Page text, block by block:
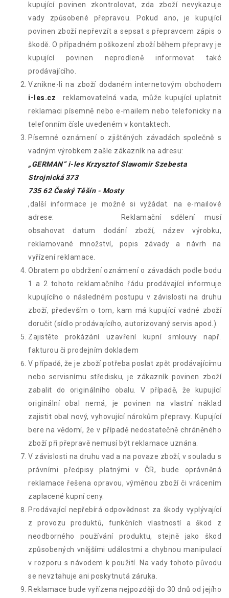
kupující povinen zkontrolovat, zda zboží nevykazuje
vady způsobené přepravou. Pokud ano, je kupující
povinen zboží nepřevzít a sepsat s přepravcem zápis o
škodě. O případném poškození zboží během přepravy je
kupující povinen neprodleně informovat také
prodávajícího.
Vznikne-li na zboží dodaném internetovým obchodem
i-les.cz
reklamovatelná vada, může kupující uplatnit
reklamaci písemně nebo e-mailem nebo telefonicky na
telefonním čísle uvedeném v kontaktech.
Písemné oznámení o zjištěných závadách společně s
vadným výrobkem zašle zákazník na adresu:
„GERMAN” i-les Krzysztof Slawomir Szebesta
Strojnická 373
735 62 Český Těšín - Mosty
,další informace je možné si vyžádat. na e-mailové
adrese:
Reklamační sdělení musí
obsahovat datum dodání zboží, název výrobku,
reklamované množství, popis závady a návrh na
vyřízení reklamace.
Obratem po obdržení oznámení o závadách podle bodu
1 a 2 tohoto reklamačního řádu prodávající informuje
kupujícího o následném postupu v závislosti na druhu
zboží, především o tom, kam má kupující vadné zboží
doručit (sídlo prodávajícího, autorizovaný servis apod.).
Zajistěte prokázání uzavření kupní smlouvy např.
fakturou či prodejním dokladem
V případě, že je zboží potřeba poslat zpět prodávajícímu
nebo servisnímu středisku, je zákazník povinen zboží
zabalit do originálního obalu. V případě, že kupující
originální obal nemá, je povinen na vlastní náklad
zajistit obal nový, vyhovující nárokům přepravy. Kupující
bere na vědomí, že v případě nedostatečně chráněného
zboží při přepravě nemusí být reklamace uznána.
V závislosti na druhu vad a na povaze zboží, v souladu s
právními předpisy platnými v ČR, bude oprávněná
reklamace řešena opravou, výměnou zboží či vrácením
zaplacené kupní ceny.
Prodávající nepřebírá odpovědnost za škody vyplývající
z provozu produktů, funkčních vlastností a škod z
neodborného používání produktu, stejně jako škod
způsobených vnějšími událostmi a chybnou manipulací
v rozporu s návodem k použití. Na vady tohoto původu
se nevztahuje ani poskytnutá záruka.
Reklamace bude vyřízena nejpozději do 30 dnů od jejího